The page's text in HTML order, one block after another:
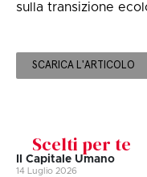
sulla transizione
SCARICA L'ARTICOLO
Scelti per te
Il Capitale Umano
14 Luglio 2026